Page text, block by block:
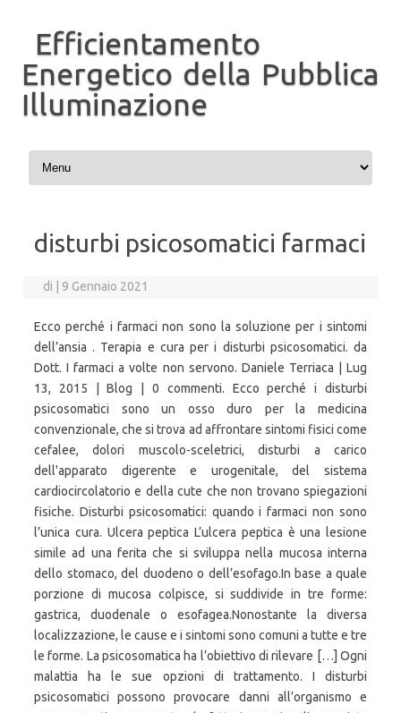
Efficientamento
Energetico della Pubblica
Illuminazione
Vai al contenuto
disturbi psicosomatici farmaci
di 9 Gennaio 2021
Ecco perché i farmaci non sono la soluzione per i sintomi
dell’ansia . Terapia e cura per i disturbi psicosomatici. da
Dott. I farmaci a volte non servono. Daniele Terriaca | Lug
13, 2015 | Blog | 0 commenti. Ecco perché i disturbi
psicosomatici sono un osso duro per la medicina
convenzionale, che si trova ad affrontare sintomi fisici come
cefalee, dolori muscolo-sceletrici, disturbi a carico
dell'apparato digerente e urogenitale, del sistema
cardiocircolatorio e della cute che non trovano spiegazioni
fisiche. Disturbi psicosomatici: quando i farmaci non sono
l’unica cura. Ulcera peptica L’ulcera peptica è una lesione
simile ad una ferita che si sviluppa nella mucosa interna
dello stomaco, del duodeno o dell’esofago.In base a quale
porzione di mucosa colpisce, si suddivide in tre forme:
gastrica, duodenale o esofagea.Nonostante la diversa
localizzazione, le cause e i sintomi sono comuni a tutte e tre
le forme. La psicosomatica ha l’obiettivo di rilevare […] Ogni
malattia ha le sue opzioni di trattamento. I disturbi
psicosomatici possono provocare danni all’organismo e